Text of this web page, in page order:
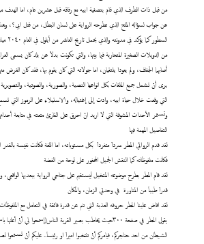
من قبل ذات الطرف الذي قام بتصفية ابيه مع رفاقه قبل عشرين عام، اما الهدف
عن جواب لسؤاله الملح الذي تطرحه الرواية على لسان البطل، من قتل ابي؟،
من الدويلات الصغيرة المتحاربة فيما بينها، والتي تكونت بدلاَ عن بلد كان يسمى
أصابهما الجفاف، ولم يعودا يلتقيان، اما جولاته التي كان يقوم بها، فقد كان الغرض
يرى أنّ تشمل جميع الملفات بكل انواعها النصية، والصورية، والصوتية،
التي وقعت خلال حياة ابيه، وادت إلى إغتياله، والاستيلاء على الرموز التي
وتستمر الأحداث المشوقة التي لا اريد انْ احرق على القارئ متعته في متابعة
التفاصيل المهمة فيها
لقد قدم الروائي المطر سرداَ متفرداَ بكل مستوياته، اما اللغة فكانت نفيسة
فكانت ملفوظاته كما النقش الجميل المحفور على لوحة من الفضة
لقد قام المطر بطرح موضوعه المتخيل ليستقيم على جناحي الرواية ببعديها الواقعي،
قدراَ طيباَ من المناورة في وحدتي الزمان، والمكان
لقد افاض علينا المطر حروفه العذبة التي تنم عن قدرة فائقة في التعامل مع الملفوظات
يقول المطر في صفحة ٣٠٠حيث يخاطب بصير القرية الناس(إسمحوا لي
الشيطان من احد حناجركم، فيامركم أنْ تنتخبوا اميراَ او رئيساَ.. عليكم أنْ تستمعوا